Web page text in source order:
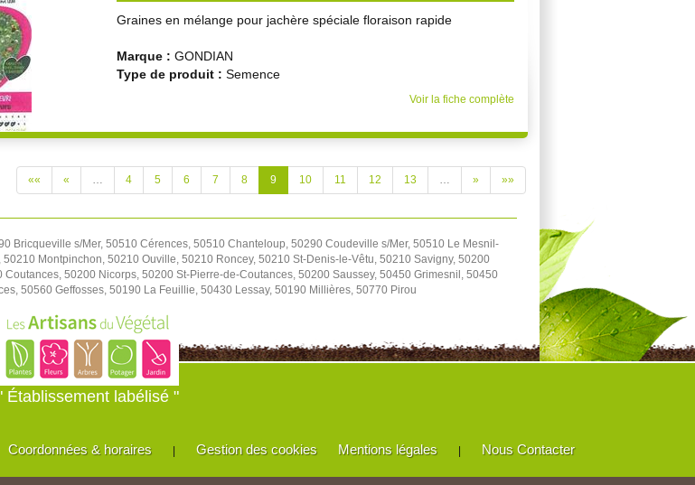
Graines en mélange pour jachère spéciale floraison rapide
Marque : GONDIAN
Type de produit : Semence
Voir la fiche complète
«« « … 4 5 6 7 8 9 10 11 12 13 … » »»
Bricqueville s/Mer, 50510 Cérences, 50510 Chanteloup, 50290 Coudeville s/Mer, 50510 Le Mesnil-
Montpinchon, 50210 Ouville, 50210 Roncey, 50210 St-Denis-le-Vêtu, 50210 Savigny, 50200
50200 Nicorps, 50200 St-Pierre-de-Coutances, 50200 Saussey, 50450 Grimesnil, 50450
50560 Geffosses, 50190 La Feuillie, 50430 Lessay, 50190 Millières, 50770 Pirou
Établissement labélisé "
Coordonnées & horaires Gestion des cookies Mentions légales Nous Contacter